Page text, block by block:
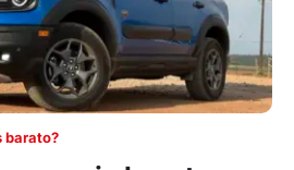
barato?